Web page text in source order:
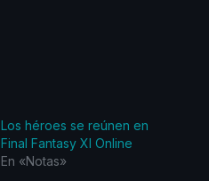
Los héroes se reúnen en
Final Fantasy XI Online
En «Notas»